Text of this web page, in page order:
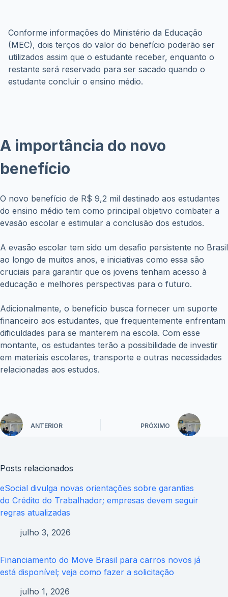
utilizados assim que o estudante receber, enquanto o
restante será reservado para ser sacado quando o
estudante concluir o ensino médio.
benefício
O novo benefício de R$ 9,2 mil destinado aos estudantes
evasão escolar e estimular a conclusão dos estudos.
A evasão escolar tem sido um desafio persistente no Brasil
cruciais para garantir que os jovens tenham acesso à
educação e melhores perspectivas para o futuro.
Adicionalmente, o benefício busca fornecer um suporte
dificuldades para se manterem na escola. Com esse
montante, os estudantes terão a possibilidade de investir
em materiais escolares, transporte e outras necessidades
relacionadas aos estudos.
do Crédito do Trabalhador; empresas devem seguir
regras atualizadas
julho 3, 2026
Financiamento do Move Brasil para carros novos já
julho 1, 2026
Novo lote do PIS/Pasep libera até R$ 1.621 para